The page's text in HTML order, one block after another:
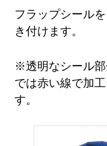
フラップシール
き付けます。
※透明なシール
では赤い線で加
す。